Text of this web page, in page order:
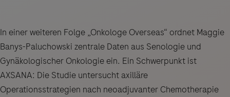
In einer weiteren Folge „Onkologe Overseas“ ordnet Maggie
Banys-Paluchowski zentrale Daten aus Senologie und
Gynäkologischer Onkologie ein. Ein Schwerpunkt ist
AXSANA: Die Studie untersucht axilläre
Operationsstrategien nach neoadjuvanter Chemotherapie